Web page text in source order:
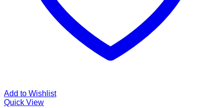
Add to Wishlist
Quick View